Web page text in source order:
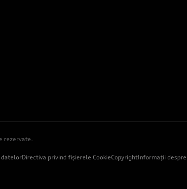
rezervate.
datelorDirectiva privind fișierele CookieCopyrightInformații